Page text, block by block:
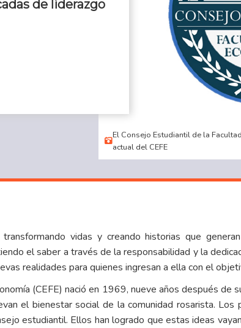
de liderazgo
El Consejo Estudiantil de la
actual del CEFE
vidas y creando historias que
el saber a través de la responsabilidad y la
realidades para quienes ingresan a ella con el
(CEFE) nació en 1969, nueve años después de
el bienestar social de la comunidad rosarista.
estudiantil. Ellos han logrado que estas ideas